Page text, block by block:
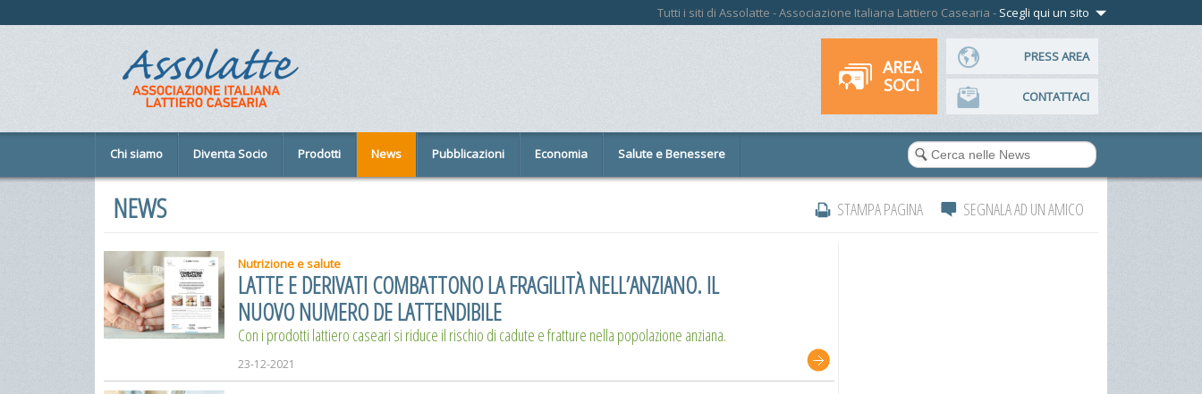
Tutti i siti di Assolatte - Associazione Italiana Lattiero Casearia - Scegli qui un sito
PRESS AREA
CONTATTACI
AREA
SOCI
Chi siamo Diventa Socio Prodotti News Pubblicazioni Economia Salute e Benessere
NEWS STAMPA PAGINA SEGNALA AD UN AMICO
Nutrizione e salute
LATTE E DERIVATI COMBATTONO LA FRAGILITÀ NELL’ANZIANO. IL
NUOVO NUMERO DE LATTENDIBILE
Con i prodotti lattiero caseari si riduce il rischio di cadute e fratture nella popolazione anziana.
23-12-2021